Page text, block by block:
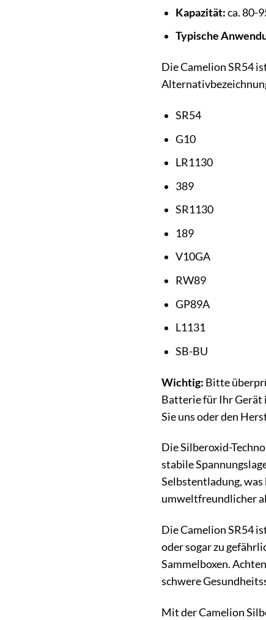
Kapazität:ca. 80-
Typische
Die Camelion SR54
SR54
G10
LR1130
389
SR1130
189
V10GA
RW89
GP89A
L1131
SB-BU
Wichtig: Bitte
Batterie für Ihr Gerät
Sie uns oder den
Die Silberoxid-
stabile
Selbstentladung,
umweltfreundlicher
Die Camelion SR54
oder sogar zu
Sammelboxen.
schwere
Mit der Camelion